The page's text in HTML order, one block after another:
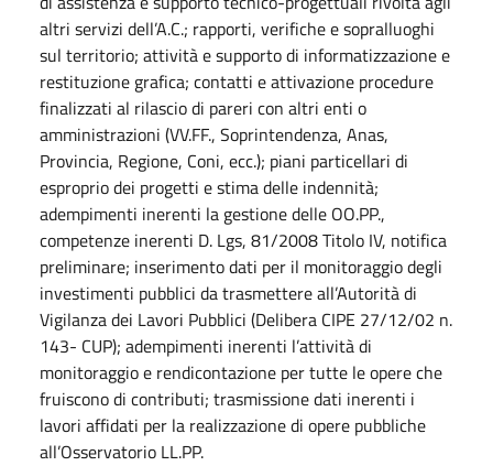
altri servizi dell’A.C.; rapporti, verifiche e sopralluoghi
sul territorio; attività e supporto di informatizzazione e
restituzione grafica; contatti e attivazione procedure
finalizzati al rilascio di pareri con altri enti o
amministrazioni (VV.FF., Soprintendenza, Anas,
Provincia, Regione, Coni, ecc.); piani particellari di
esproprio dei progetti e stima delle indennità;
adempimenti inerenti la gestione delle OO.PP.,
competenze inerenti D. Lgs, 81/2008 Titolo IV, notifica
preliminare; inserimento dati per il monitoraggio degli
investimenti pubblici da trasmettere all’Autorità di
Vigilanza dei Lavori Pubblici (Delibera CIPE 27/12/02 n.
143- CUP); adempimenti inerenti l’attività di
monitoraggio e rendicontazione per tutte le opere che
fruiscono di contributi; trasmissione dati inerenti i
lavori affidati per la realizzazione di opere pubbliche
all’Osservatorio LL.PP.